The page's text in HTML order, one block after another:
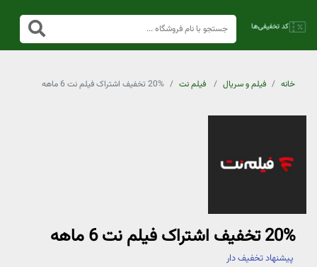
خانه فیلم و سریال فیلم نت 20% تخفیف اشتراک فیلم نت 6 ماهه
20% تخفیف اشتراک فیلم نت 6 ماهه
پیشنهاد تخفیف دار